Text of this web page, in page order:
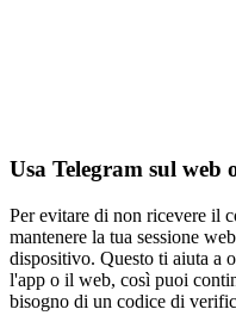
Usa Telegram sul web
Per evitare di non ricevere il
mantenere la tua sessione
dispositivo. Questo ti aiuta a
l'app o il web, così puoi
bisogno di un codice di